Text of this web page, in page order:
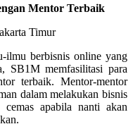
Mentor Terbaik
ilmu berbisnis online yang
SB1M memfasilitasi para
terbaik. Mentor-mentor
dalam melakukan bisnis
apabila nanti akan